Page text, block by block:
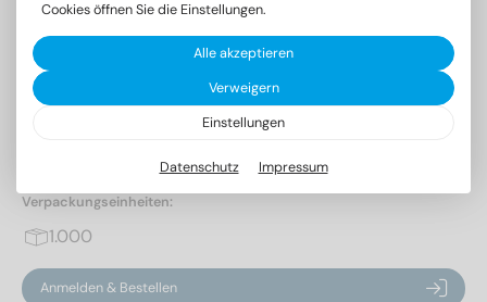
DIN 963 A2 M 2,5X5
Senkschrauben mit Schlitz
Verpackungseinheiten:
1.000
Anmelden & Bestellen
Cookies öffnen Sie die Einstellungen.
Alle akzeptieren
Verweigern
Einstellungen
Datenschutz Impressum